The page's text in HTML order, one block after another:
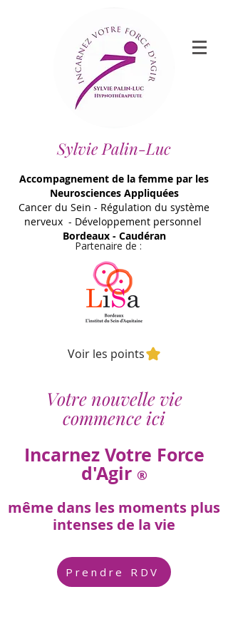
Sylvie Palin-Luc
Accompagnement de la femme par les
Neurosciences Appliquées
Cancer du Sein - Régulation du système
nerveux - Développement personnel
Bordeaux - Caudéran
Partenaire de :
Voir les points
Votre nouvelle vie
commence ici
Incarnez Votre Force
d'Agir ®
même dans les moments plus
intenses de la vie
Prendre RDV